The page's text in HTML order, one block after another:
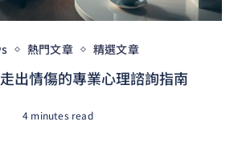
熱門文章 精選文章
出情傷的專業心理諮詢指南
4 minutes read